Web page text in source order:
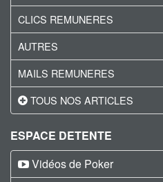
CLICS REMUNERES
AUTRES
MAILS REMUNERES
TOUS NOS ARTICLES
ESPACE DETENTE
Vidéos de Poker